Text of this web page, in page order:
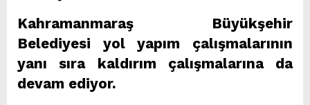
Kahramanmaraş Büyükşehir
Belediyesi yol yapım çalışmalarının
yanı sıra kaldırım çalışmalarına da
devam ediyor.